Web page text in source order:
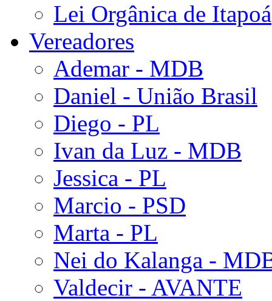
Lei Orgânica de Itapoá
Vereadores
Ademar - MDB
Daniel - União Brasil
Diego - PL
Ivan da Luz - MDB
Jessica - PL
Marcio - PSD
Marta - PL
Nei do Kalanga -
Valdecir - AVANTE